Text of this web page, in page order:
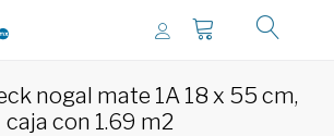
nogal mate 1A 18 x 55 cm,
caja con 1.69 m2